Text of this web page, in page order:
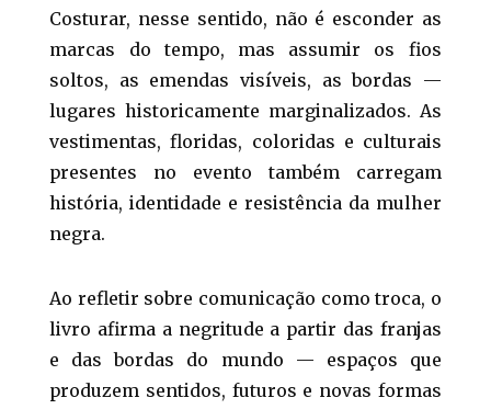
Costurar, nesse sentido, não é esconder as
marcas do tempo, mas assumir os fios
soltos, as emendas visíveis, as bordas —
lugares historicamente marginalizados. As
vestimentas, floridas, coloridas e culturais
presentes no evento também carregam
história, identidade e resistência da mulher
negra.
Ao refletir sobre comunicação como troca, o
livro afirma a negritude a partir das franjas
e das bordas do mundo — espaços que
produzem sentidos, futuros e novas formas